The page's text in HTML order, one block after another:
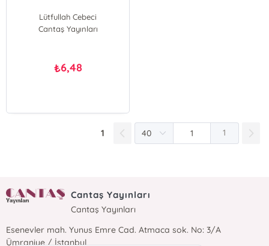
Lütfullah Cebeci
Cantaş Yayınları
₺6,48
1 1
Cantaş Yayınları
Cantaş Yayınları
Esenevler mah. Yunus Emre Cad. Atmaca sok. No: 3/A
Ümraniye / İstanbul